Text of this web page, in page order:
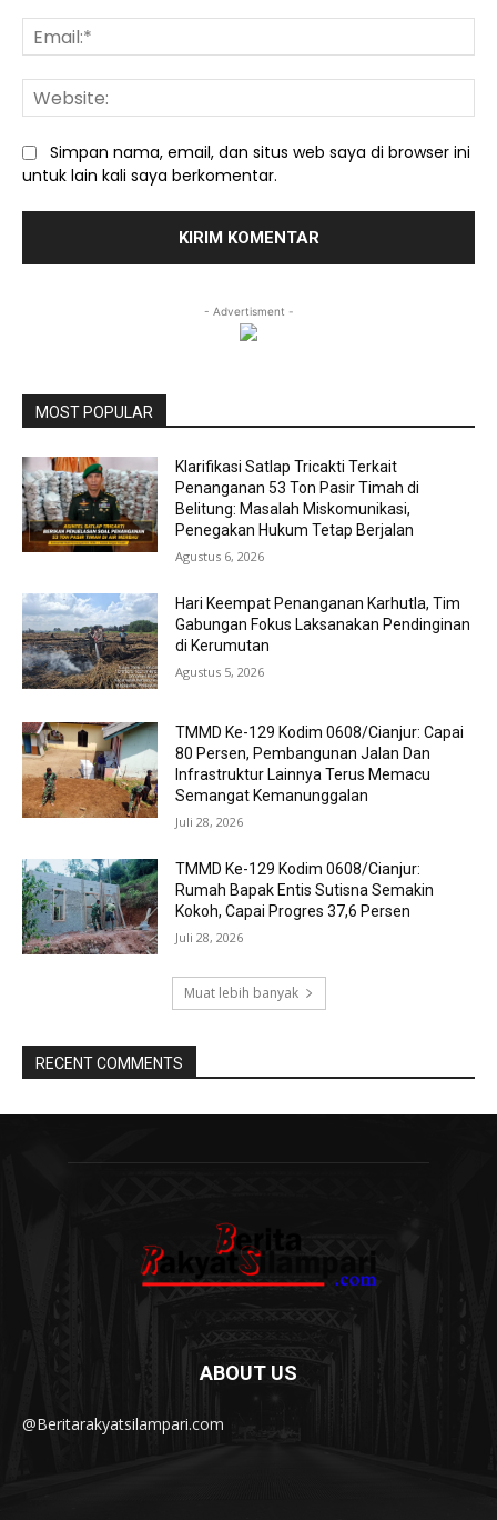
Simpan nama, email, dan situs web saya di browser ini
untuk lain kali saya berkomentar.
- Advertisment -
MOST POPULAR
Klarifikasi Satlap Tricakti Terkait
Penanganan 53 Ton Pasir Timah di
Belitung: Masalah Miskomunikasi,
Penegakan Hukum Tetap Berjalan
Agustus 6, 2026
Hari Keempat Penanganan Karhutla, Tim
Gabungan Fokus Laksanakan Pendinginan
di Kerumutan
Agustus 5, 2026
TMMD Ke-129 Kodim 0608/Cianjur: Capai
80 Persen, Pembangunan Jalan Dan
Infrastruktur Lainnya Terus Memacu
Semangat Kemanunggalan
Juli 28, 2026
TMMD Ke-129 Kodim 0608/Cianjur:
Rumah Bapak Entis Sutisna Semakin
Kokoh, Capai Progres 37,6 Persen
Juli 28, 2026
Muat lebih banyak
RECENT COMMENTS
ABOUT US
@Beritarakyatsilampari.com